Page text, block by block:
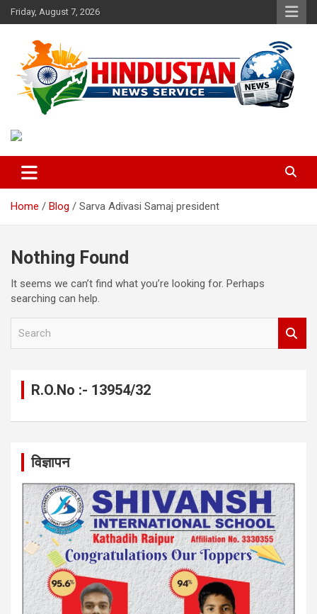
Skip
to
Friday, August 7, 2026
Hindustan News Service
Home Blog Sarva Adivasi Samaj president
Nothing Found
It seems we can’t find what you’re looking for. Perhaps
searching can help.
R.O.No :- 13954/32
विज्ञापन